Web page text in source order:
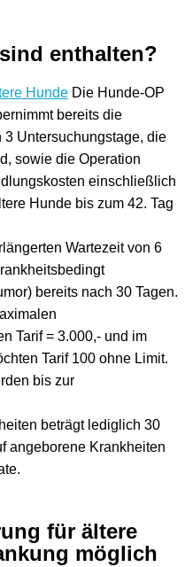
enthalten?
Die Hunde-OP
bereits die
Untersuchungstage, die
sowie die Operation
einschließlich
Hunde bis zum 42. Tag
Wartezeit von 6
bereits nach 30 Tagen.
Tarif = 3.000,- und im
Tarif 100 ohne Limit.
bis zur
beträgt lediglich 30
angeborene Krankheiten
für ältere
möglich